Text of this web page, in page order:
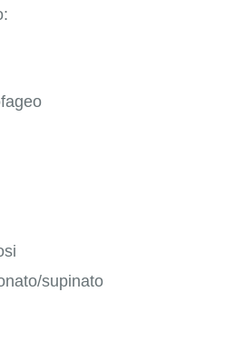
supinato